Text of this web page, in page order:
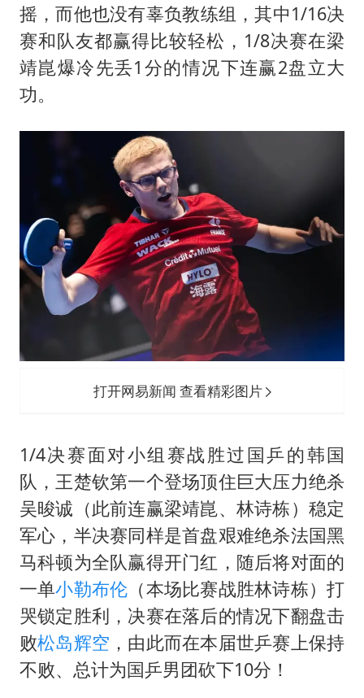
摇，而他也没有辜负教练组，其中1/16决
赛和队友都赢得比较轻松，1/8决赛在梁
靖崑爆冷先丢1分的情况下连赢2盘立大
功。
打开网易新闻 查看精彩图片
1/4决赛面对小组赛战胜过国乒的韩国
队，王楚钦第一个登场顶住巨大压力绝杀
吴晙诚（此前连赢梁靖崑、林诗栋）稳定
军心，半决赛同样是首盘艰难绝杀法国黑
马科顿为全队赢得开门红，随后将对面的
一单小勒布伦 （本场比赛战胜林诗栋）打
哭锁定胜利，决赛在落后的情况下翻盘击
败松岛辉空 ，由此而在本届世乒赛上保持
不败、总计为国乒男团砍下10分！